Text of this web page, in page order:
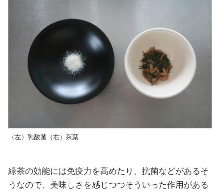
（左）乳酸菌（右）茶葉
緑茶の効能には免疫力を高めたり、抗菌などがあるそ
うなので、美味しさを感じつつそういった作用がある